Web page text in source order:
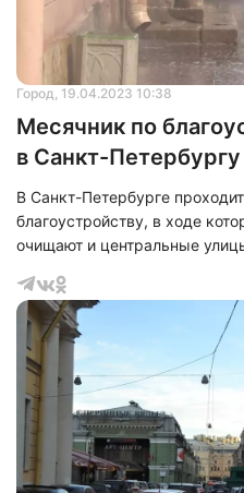
Город, 19.04.2023 10:38
Месячник по
в Санкт-Петербургу
В Санкт-Петербурге
благоустройству, в ходе
очищают и центральные
Нажимая на кнопку
соглашаетесь с